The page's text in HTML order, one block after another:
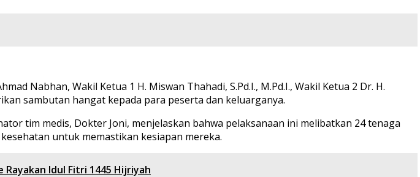
Nabhan, Wakil Ketua 1 H. Miswan Thahadi, S.Pd.I., M.Pd.I., Wakil Ketua 2 Dr. H.
sambutan hangat kepada para peserta dan keluarganya.
tim medis, Dokter Joni, menjelaskan bahwa pelaksanaan ini melibatkan 24 tenaga
untuk memastikan kesiapan mereka.
Rayakan Idul Fitri 1445 Hijriyah